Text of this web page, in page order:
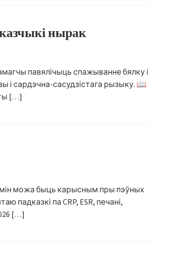
нырак
павялічыць спажыванне бялку і
і сардэчна-сасудзістага рызыку. 📖
[…]
можа быць карысным пры пэўных
падказкі па CRP, ESR, печані,
[…]